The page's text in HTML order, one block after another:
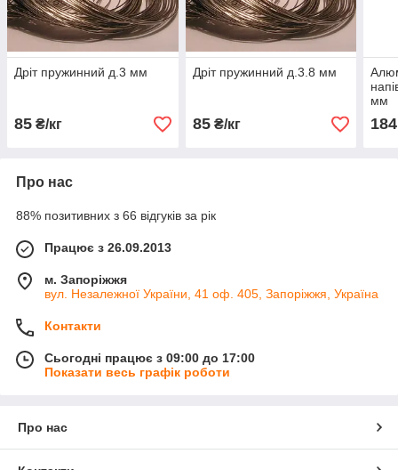
Дріт пружинний д.3 мм
85 ₴/кг
Дріт пружинний д.3.8 мм
85₴/кг
мм
184
Про нас
88% позитивних з 66 відгуків за рік
Працює з 26.09.2013
м. Запоріжжя
вул. Незалежної України, 41 оф. 405, Запоріжжя, Україна
Контакти
Сьогодні працює з 09:00 до 17:00
Показати весь графік роботи
Про нас